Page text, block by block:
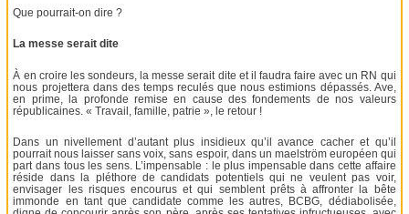
Que pourrait-on dire ?
La messe serait dite
À en croire les sondeurs, la messe serait dite et il faudra faire avec un RN qui
nous projettera dans des temps reculés que nous estimions dépassés. Ave,
en prime, la profonde remise en cause des fondements de nos valeurs
républicaines. « Travail, famille, patrie », le retour !
Dans un nivellement d’autant plus insidieux qu’il avance cacher et qu’il
pourrait nous laisser sans voix, sans espoir, dans un maelström européen qui
part dans tous les sens. L’impensable : le plus impensable dans cette affaire
réside dans la pléthore de candidats potentiels qui ne veulent pas voir,
envisager les risques encourus et qui semblent prêts à affronter la bête
immonde en tant que candidate comme les autres, BCBG, dédiabolisée,